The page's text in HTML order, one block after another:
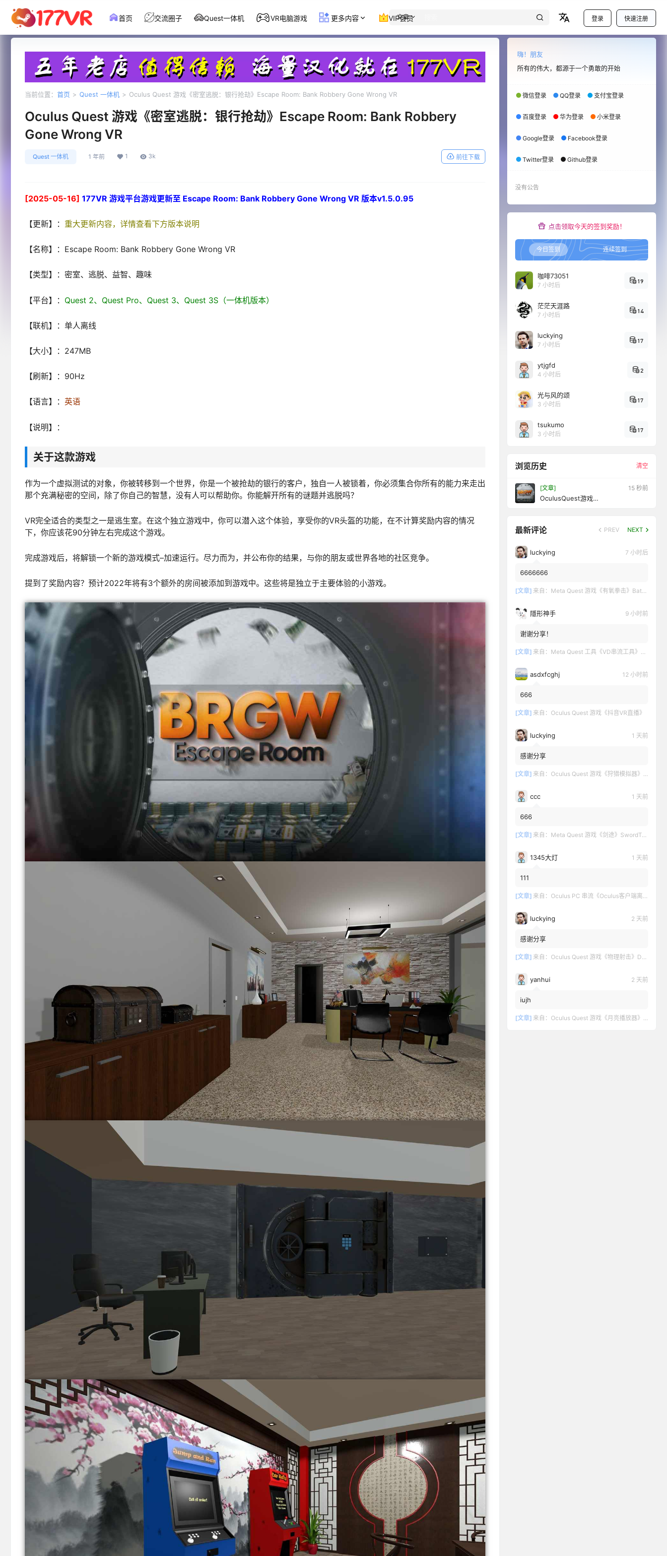
文章 登录 快速注册
首页 交流圈子 Quest一体机 VR电脑游戏 更多内容 VIP会员
当前位置： 首页 > Quest 一体机 > Oculus Quest 游戏《密室逃脱：银行抢劫》Escape Room: Bank Robbery Gone Wrong VR
Oculus Quest 游戏《密室逃脱：银行抢劫》Escape Room: Bank Robbery
Gone Wrong VR
Quest 一体机 1 年前 1 3k 前往下载
[2025-05-16] 177VR 游戏平台游戏更新至 Escape Room: Bank Robbery Gone Wrong VR 版本v1.5.0.95
【更新】： 重大更新内容，详情查看下方版本说明
【名称】：Escape Room: Bank Robbery Gone Wrong VR
【类型】：密室、逃脱、益智、趣味
【平台】： Quest 2、Quest Pro、Quest 3、Quest 3S（一体机版本）
【联机】：单人离线
【大小】：247MB
【刷新】：90Hz
【语言】： 英语
【说明】：
关于这款游戏
作为一个虚拟测试的对象，你被转移到一个世界，你是一个被抢劫的银行的客户，独自一人被锁着，你必须集合你所有的能力来走出
那个充满秘密的空间，除了你自己的智慧，没有人可以帮助你。你能解开所有的谜题并逃脱吗？
VR完全适合的类型之一是逃生室。在这个独立游戏中，你可以潜入这个体验，享受你的VR头盔的功能，在不计算奖励内容的情况
下，你应该花90分钟左右完成这个游戏。
完成游戏后，将解锁一个新的游戏模式–加速运行。尽力而为，并公布你的结果，与你的朋友或世界各地的社区竞争。
提到了奖励内容？预计2022年将有3个额外的房间被添加到游戏中。这些将是独立于主要体验的小游戏。
嗨！朋友
所有的伟大，都源于一个勇敢的开始
微信登录 QQ登录 支付宝登录
百度登录 华为登录 小米登录
Google登录 Facebook登录
Twitter登录 Github登录
没有公告
点击领取今天的签到奖励！
今日签到 连续签到
咖啡73051
7 小时后
19
茫茫天涯路
7 小时后
14
luckying
7 小时后
17
ytjgfd
4 小时后
2
光与风的颂
3 小时后
17
tsukumo
3 小时后
17
浏览历史 清空
[文章] 17 秒前
OculusQuest游戏
最新评论 PREV NEXT
luckying 7 小时后
6666666
[文章] 来自： Meta Quest 游戏《有氧拳击》Battle Fit: VR Cardio Boxing
隱形神手 9 小时前
谢谢分享！
[文章] 来自： Meta Quest 工具《VD串流工具》Virtual Desktop 破解版
asdxfcghj 12 小时前
666
[文章] 来自： Oculus Quest 游戏《抖音VR直播》
luckying 1 天前
感谢分享
[文章] 来自： Oculus Quest 游戏《狩猎模拟器》Hunting Simulator
ccc 1 天前
666
[文章] 来自： Meta Quest 游戏《剑途》SwordTrip
1345大灯 1 天前
111
[文章] 来自： Oculus PC 串流《Oculus客户端离线版》最新版下载
luckying 2 天前
感谢分享
[文章] 来自： Oculus Quest 游戏《物理射击》DOWNSHOT
yanhui 2 天前
iujh
[文章] 来自： Oculus Quest 游戏《月亮播放器》Moon VR Video Player